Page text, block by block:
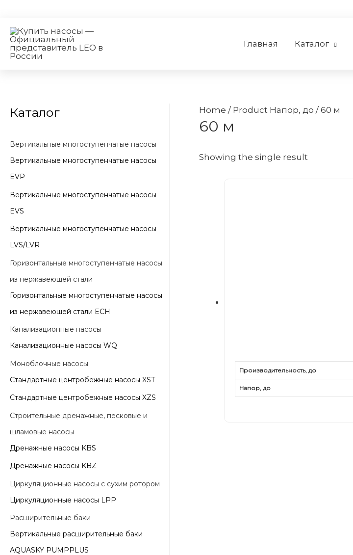
Главная Каталог
Каталог
Вертикальные многоступенчатые насосы
Вертикальные многоступенчатые насосы
EVP
Вертикальные многоступенчатые насосы
EVS
Вертикальные многоступенчатые насосы
LVS/LVR
Горизонтальные многоступенчатые насосы
из нержавеющей стали
Горизонтальные многоступенчатые насосы
из нержавеющей стали ECH
Канализационные насосы
Канализационные насосы WQ
Моноблочные насосы
Стандартные центробежные насосы XST
Стандартные центробежные насосы XZS
Строительные дренажные, песковые и
шламовые насосы
Дренажные насосы KBS
Дренажные насосы KBZ
Циркуляционные насосы с сухим ротором
Циркуляционные насосы LPP
Расширительные баки
Вертикальные расширительные баки
AQUASKY PUMPPLUS
Home / Product Напор, до / 60 м
60 м
Showing the single result
Производительность, до
Напор, до